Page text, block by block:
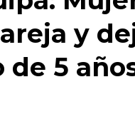
y
5